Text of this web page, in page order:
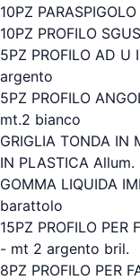
10PZ
10PZ PROFILO
5PZ PROFILO AD U
argento
5PZ PROFILO
mt.2 bianco
GRIGLIA TONDA IN
IN PLASTICA
GOMMA LIQUIDA
barattolo
15PZ PROFILO
- mt 2 argento bril.
8PZ PROFILO PER